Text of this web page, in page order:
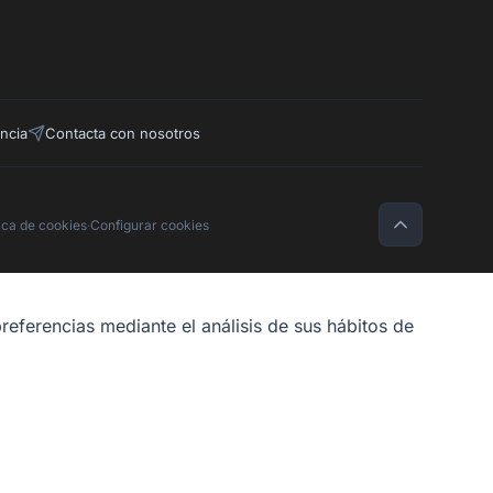
Contacta con nosotros
de cookies·Configurar cookies
mediante el análisis de sus hábitos de